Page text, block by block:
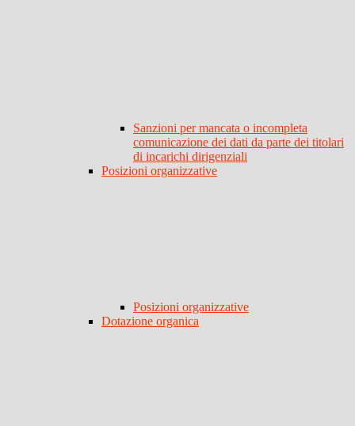
Sanzioni per mancata o incompleta
comunicazione dei dati da parte dei titolari
di incarichi dirigenziali
Posizioni organizzative
Posizioni organizzative
Dotazione organica